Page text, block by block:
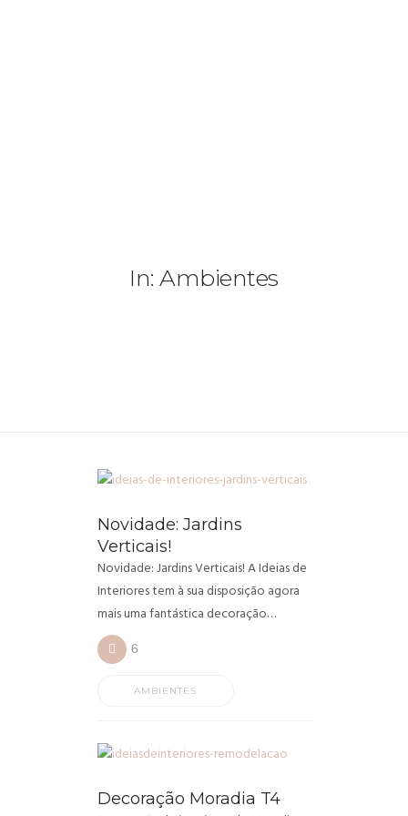
In: Ambientes
Novidade: Jardins
Verticais!
Novidade: Jardins Verticais! A Ideias de
Interiores tem à sua disposição agora
mais uma fantástica decoração…
6
AMBIENTES
Decoração Moradia T4